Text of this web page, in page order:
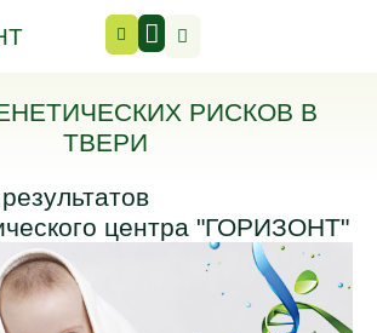
РИСКОВ В
ТВЕРИ
центра "ГОРИЗОНТ"